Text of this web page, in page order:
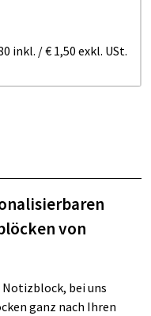
inkl. /€ 1,50 exkl. USt.
von
bei uns
ganz nach Ihren